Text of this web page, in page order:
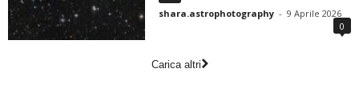
shara.astrophotography - 9 Aprile 2026
0
Carica altri